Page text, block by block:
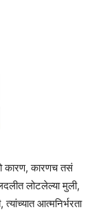
कारण, कारणच तसं
लोटलेल्या मुली,
आत्मनिर्भरता